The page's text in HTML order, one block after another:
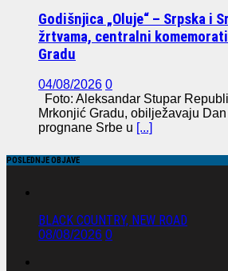
Godišnjica „Oluje“ – Srpska i
žrtvama, centralni
Gradu
04/08/2026 0
Foto: Aleksandar Stupar
Mrkonjić Gradu, obilježavaju
prognane Srbe u [...]
POSLEDNJE OBJAVE
BLACK COUNTRY, NEW ROAD
08/08/2026 0